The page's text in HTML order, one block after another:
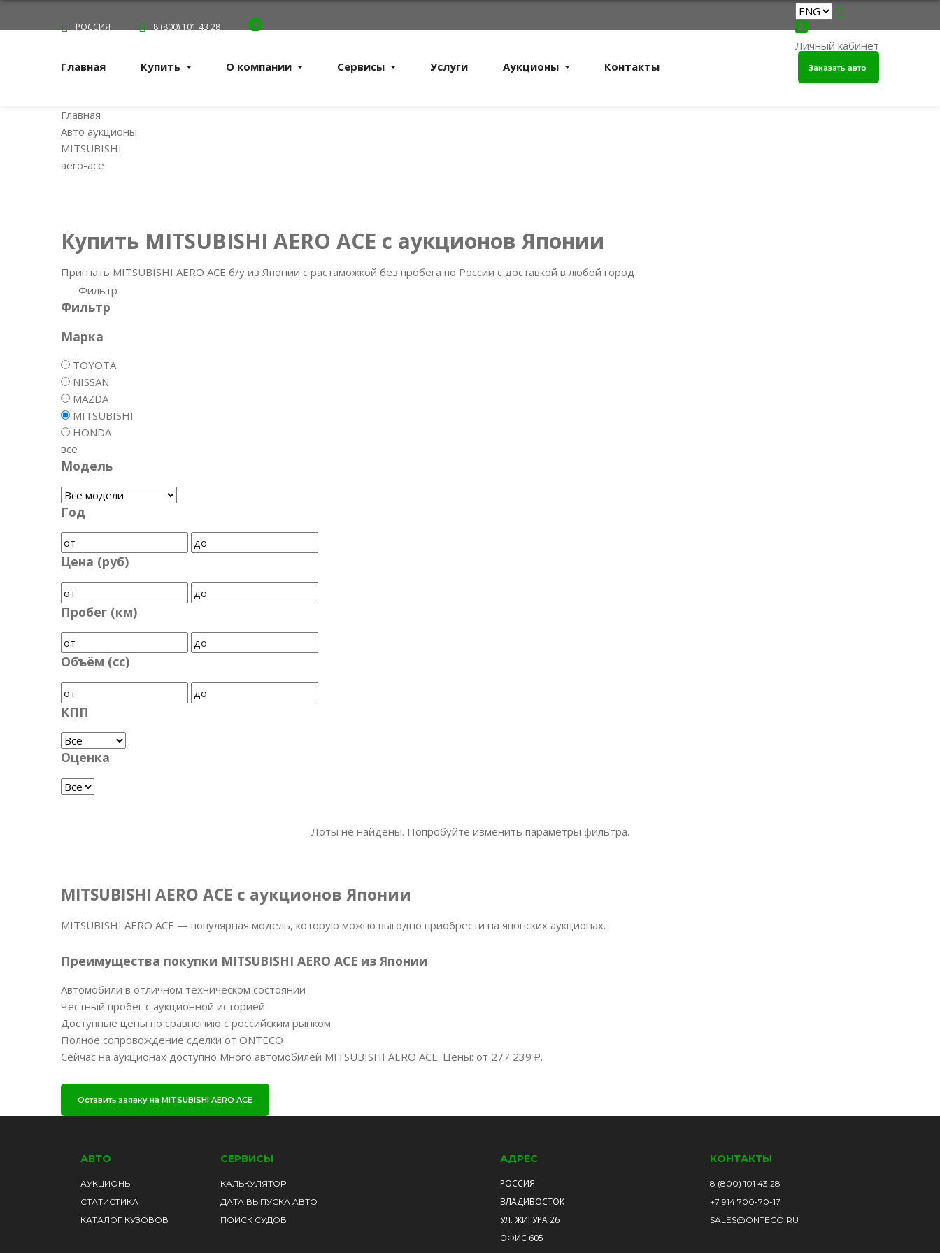
РОССИЯ 8 (800) 101 43 28
Личный кабинет
Главная
Купить О компании Сервисы Услуги Аукционы Контакты Заказать авто
Главная
Авто аукционы
MITSUBISHI
aero-ace
Купить MITSUBISHI AERO ACE с аукционов Японии
Пригнать MITSUBISHI AERO ACE б/у из Японии с растаможкой без пробега по России с доставкой в любой город
Фильтр
Фильтр
Марка
TOYOTA
NISSAN
MAZDA
MITSUBISHI
HONDA
все
Модель
Год
Цена (руб)
Пробег (км)
Объём (cc)
КПП
Оценка
Лоты не найдены. Попробуйте изменить параметры фильтра.
MITSUBISHI AERO ACE с аукционов Японии
MITSUBISHI AERO ACE — популярная модель, которую можно выгодно приобрести на японских аукционах.
Преимущества покупки MITSUBISHI AERO ACE из Японии
Автомобили в отличном техническом состоянии
Честный пробег с аукционной историей
Доступные цены по сравнению с российским рынком
Полное сопровождение сделки от ONTECO
Сейчас на аукционах доступно Много автомобилей MITSUBISHI AERO ACE. Цены: от 277 239 ₽.
Оставить заявку на MITSUBISHI AERO ACE
АВТО
АУКЦИОНЫ
СТАТИСТИКА
КАТАЛОГ КУЗОВОВ
СЕРВИСЫ
КАЛЬКУЛЯТОР
ДАТА ВЫПУСКА АВТО
ПОИСК СУДОВ
АДРЕС
РОССИЯ
ВЛАДИВОСТОК
УЛ. ЖИГУРА 26
ОФИС 605
КОНТАКТЫ
8 (800) 101 43 28
+7 914 700-70-17
SALES@ONTECO.RU